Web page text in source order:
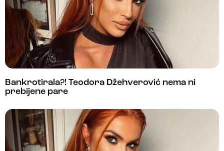
Bankrotirala?! Teodora Džehverović nema ni
prebijene pare